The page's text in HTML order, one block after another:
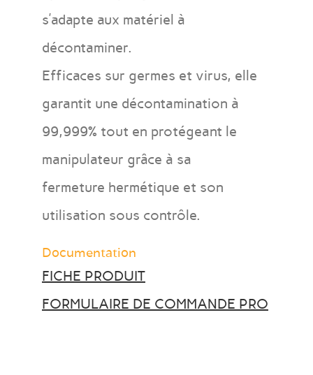
s’adapte aux matériel à
décontaminer.
Efficaces sur germes et virus, elle
garantit une décontamination à
99,999% tout en protégeant le
manipulateur grâce à sa
fermeture hermétique et son
utilisation sous contrôle.
Documentation
FICHE PRODUIT
FORMULAIRE DE COMMANDE PRO